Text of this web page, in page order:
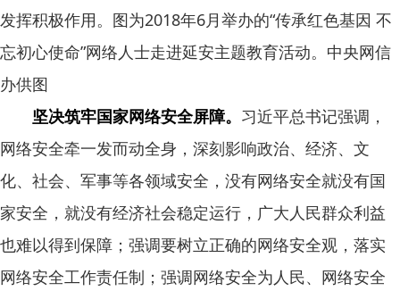
发挥积极作用。图为2018年6月举办的“传承红色基因 不
忘初心使命”网络人士走进延安主题教育活动。中央网信
办供图
坚决筑牢国家网络安全屏障。 习近平总书记强调，
网络安全牵一发而动全身，深刻影响政治、经济、文
化、社会、军事等各领域安全，没有网络安全就没有国
家安全，就没有经济社会稳定运行，广大人民群众利益
也难以得到保障；强调要树立正确的网络安全观，落实
网络安全工作责任制；强调网络安全为人民、网络安全